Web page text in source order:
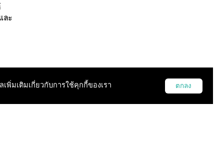
ละ
เพิ่มเติมเกี่ยวกับการใช้คุกกี้ของเรา ตกลง